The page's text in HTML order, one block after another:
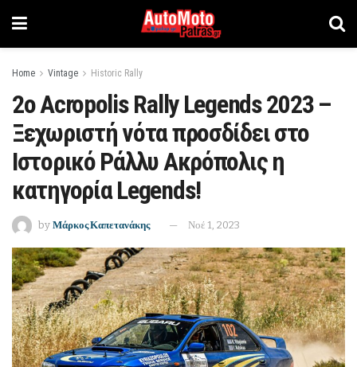
Home Vintage Historic Rally
2o Acropolis Rally Legends 2023 –
Ξεχωριστή νότα προσδίδει στο
Ιστορικό Ράλλυ Ακρόπολις η
κατηγορία Legends!
by Μάρκος Καπετανάκης Νοέ 1, 2023